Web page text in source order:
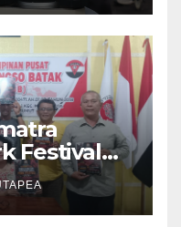
dan Tata
Festival